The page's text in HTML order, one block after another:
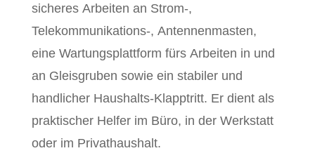
sicheres Arbeiten an Strom-,
Telekommunikations-, Antennenmasten,
eine Wartungsplattform fürs Arbeiten in und
an Gleisgruben sowie ein stabiler und
handlicher Haushalts-Klapptritt. Er dient als
praktischer Helfer im Büro, in der Werkstatt
oder im Privathaushalt.